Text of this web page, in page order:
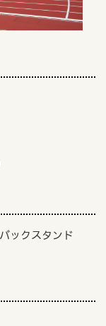
ックスタンド